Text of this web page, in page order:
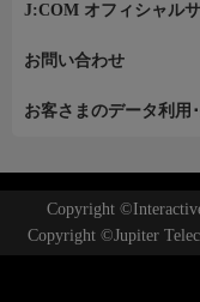
J:COM オフィシャル
お問い合わせ
お客さまのデータ利用
Copyright
Copyright ©Jupiter